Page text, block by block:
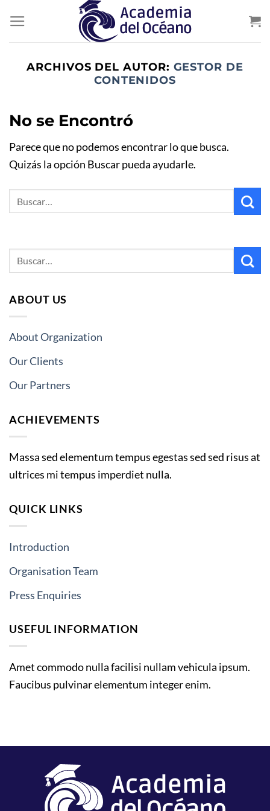
contenido
ARCHIVOS DEL AUTOR: GESTOR DE
CONTENIDOS
No se Encontró
Parece que no podemos encontrar lo que busca.
Quizás la opción Buscar pueda ayudarle.
ABOUT US
About Organization
Our Clients
Our Partners
ACHIEVEMENTS
Massa sed elementum tempus egestas sed sed risus at
ultrices mi tempus imperdiet nulla.
QUICK LINKS
Introduction
Organisation Team
Press Enquiries
USEFUL INFORMATION
Amet commodo nulla facilisi nullam vehicula ipsum.
Faucibus pulvinar elementum integer enim.